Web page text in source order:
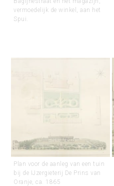
vermoedelijk de winkel, aan het
Spui.
Plan voor de aanleg van een tuin
bij de IJzergieterij De Prins van
Oranje, ca. 1865